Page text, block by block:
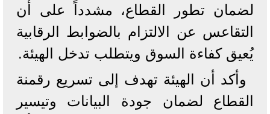
لضمان تطور القطاع، مشدداً على أن
التقاعس عن الالتزام بالضوابط الرقابية
يُعيق كفاءة السوق ويتطلب تدخل الهيئة.
وأكد أن الهيئة تهدف إلى تسريع رقمنة
القطاع لضمان جودة البيانات وتيسير